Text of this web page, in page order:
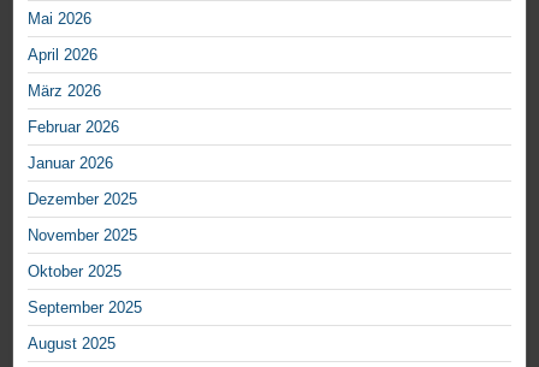
Mai 2026
April 2026
März 2026
Februar 2026
Januar 2026
Dezember 2025
November 2025
Oktober 2025
September 2025
August 2025